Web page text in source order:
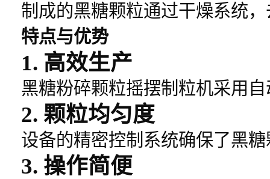
制成的黑糖颗粒通过干燥系统
特点与优势
1. 高效生产
黑糖粉碎颗粒摇摆制粒机采用
2. 颗粒均匀度
设备的精密控制系统确保了黑
3. 操作简便